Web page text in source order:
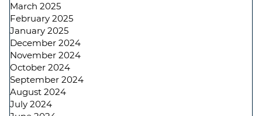
March 2025
February 2025
January 2025
December 2024
November 2024
October 2024
September 2024
August 2024
July 2024